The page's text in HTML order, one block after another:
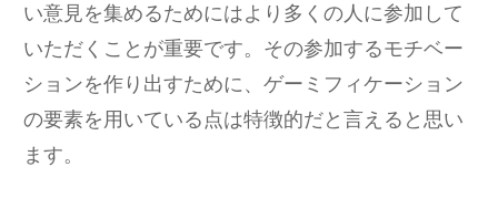
い意見を集めるためにはより多くの人に参加して
いただくことが重要です。その参加するモチベー
ションを作り出すために、ゲーミフィケーション
の要素を用いている点は特徴的だと言えると思い
ます。